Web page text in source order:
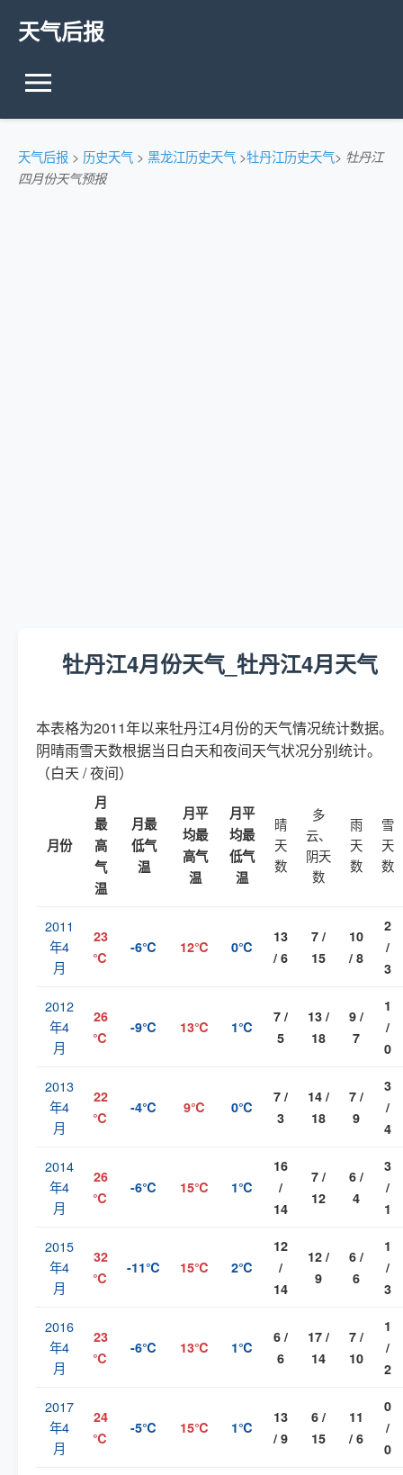
天气后报
天气后报 > 历史天气 > 黑龙江历史天气 >牡丹江历史天气> 牡丹江
四月份天气预报
牡丹江4月份天气_牡丹江4月天气
本表格为2011年以来牡丹江4月份的天气情况统计数据。
阴晴雨雪天数根据当日白天和夜间天气状况分别统计。
（白天 / 夜间）
月份
月
最
高
气
温
月最
低气
温
月平
均最
高气
温
月平
均最
低气
温
晴
天
数
多
云、
阴天
数
雨
天
数
雪
天
数
2011
年4
月
23
℃
-6℃ 12℃ 0℃
13
/ 6
7 /
15
10
/ 8
2
/
3
2012
年4
月
26
℃
-9℃ 13℃ 1℃
7 /
5
13 /
18
9 /
7
1
/
0
2013
年4
月
22
℃
-4℃ 9℃ 0℃
7 /
3
14 /
18
7 /
9
3
/
4
2014
年4
月
26
℃
-6℃ 15℃ 1℃
16
/
14
7 /
12
6 /
4
3
/
1
2015
年4
月
32
℃
-11℃ 15℃ 2℃
12
/
14
12 /
9
6 /
6
1
/
3
2016
年4
月
23
℃
-6℃ 13℃ 1℃
6 /
6
17 /
14
7 /
10
1
/
2
2017
年4
月
24
℃
-5℃ 15℃ 1℃
13
/ 9
6 /
15
11
/ 6
0
/
0